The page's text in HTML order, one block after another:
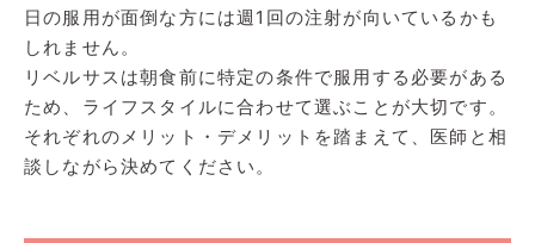
日の服用が面倒な方には週1回の注射が向いているかも
しれません。
リベルサスは朝食前に特定の条件で服用する必要がある
ため、ライフスタイルに合わせて選ぶことが大切です。
それぞれのメリット・デメリットを踏まえて、医師と相
談しながら決めてください。